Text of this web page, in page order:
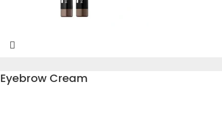
Eyebrow Cream